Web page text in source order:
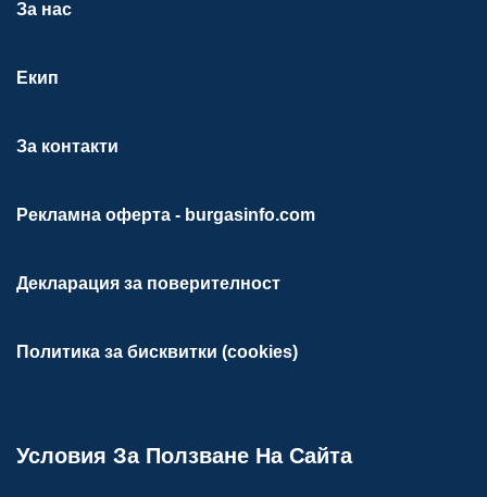
За нас
Екип
За контакти
Рекламна оферта - burgasinfo.com
Декларация за поверителност
Политика за бисквитки (cookies)
Условия За Ползване На Сайта